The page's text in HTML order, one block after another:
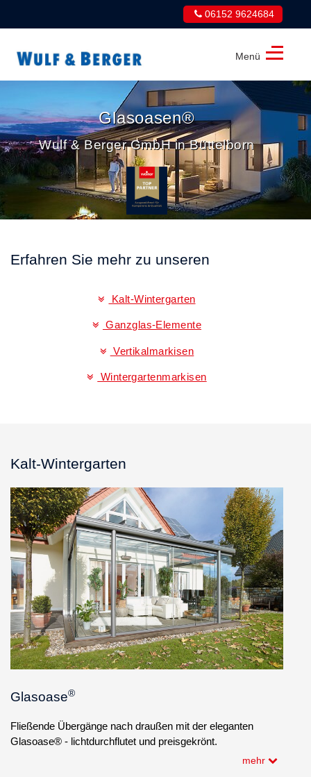
06152 9624684
GmbH
Menü
Glasoasen®
Wulf & Berger GmbH in Büttelborn
Erfahren Sie mehr zu unseren
Kalt-Wintergarten
Ganzglas-Elemente
Vertikalmarkisen
Wintergartenmarkisen
Kalt-Wintergarten
Glasoase®
Fließende Übergänge nach draußen mit der eleganten
Glasoase® - lichtdurchflutet und preisgekrönt.
mehr